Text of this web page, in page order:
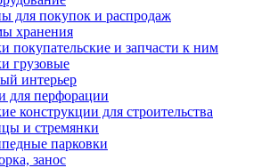
для покупок и распродаж
хранения
покупательские и запчасти к ним
грузовые
интерьер
для перфорации
конструкции для строительства
и стремянки
парковки
занос